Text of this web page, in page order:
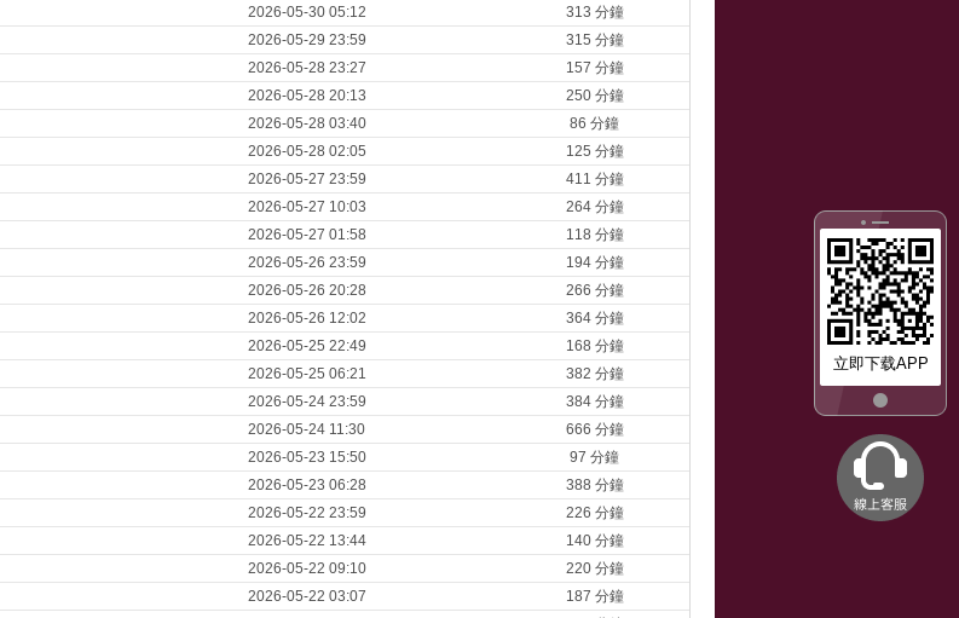
立即下载APP
2026-05-30 05:12
313 分鐘
2026-05-29 23:59
315 分鐘
2026-05-28 23:27
157 分鐘
2026-05-28 20:13
250 分鐘
2026-05-28 03:40
86 分鐘
2026-05-28 02:05
125 分鐘
2026-05-27 23:59
411 分鐘
2026-05-27 10:03
264 分鐘
2026-05-27 01:58
118 分鐘
2026-05-26 23:59
194 分鐘
2026-05-26 20:28
266 分鐘
2026-05-26 12:02
364 分鐘
2026-05-25 22:49
168 分鐘
2026-05-25 06:21
382 分鐘
2026-05-24 23:59
384 分鐘
2026-05-24 11:30
666 分鐘
2026-05-23 15:50
97 分鐘
2026-05-23 06:28
388 分鐘
2026-05-22 23:59
226 分鐘
2026-05-22 13:44
140 分鐘
2026-05-22 09:10
220 分鐘
2026-05-22 03:07
187 分鐘